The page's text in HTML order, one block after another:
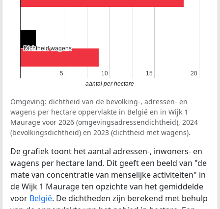
5
5 10
10 15
15 20
20
Dichtheid wagens
Dichtheid wagens
aantal per hectare
Omgeving: dichtheid van de bevolking-, adressen- en
wagens per hectare oppervlakte in België en in Wijk 1
Maurage voor 2026 (omgevingsadressendichtheid), 2024
(bevolkingsdichtheid) en 2023 (dichtheid met wagens).
De grafiek toont het aantal adressen-, inwoners- en
wagens per hectare land. Dit geeft een beeld van "de
mate van concentratie van menselijke activiteiten" in
de Wijk 1 Maurage ten opzichte van het gemiddelde
voor België. De dichtheden zijn berekend met behulp